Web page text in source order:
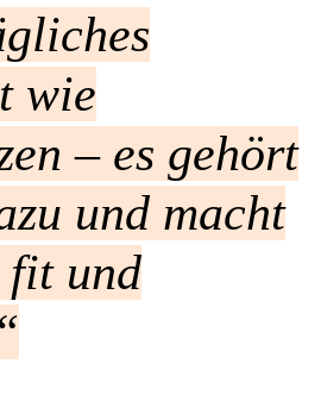
wie
– es gehört
und macht
fit und